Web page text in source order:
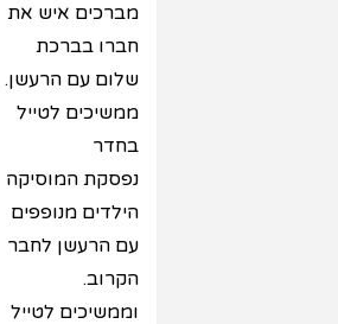
מברכים איש את
חברו בברכת
שלום עם הרעשן.
ממשיכים לטייל
בחדר
נפסקת המוסיקה
הילדים מנופפים
עם הרעשן לחבר
הקרוב.
וממשיכים לטייל